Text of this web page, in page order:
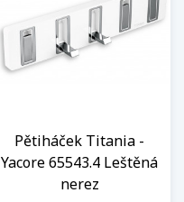
Pětiháček Titania -
Yacore 65543.4 Leštěná
nerez